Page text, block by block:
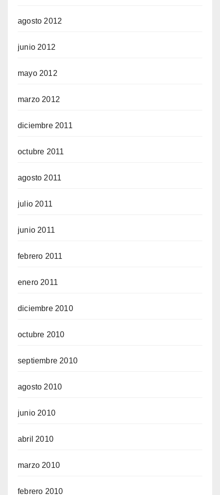
agosto 2012
junio 2012
mayo 2012
marzo 2012
diciembre 2011
octubre 2011
agosto 2011
julio 2011
junio 2011
febrero 2011
enero 2011
diciembre 2010
octubre 2010
septiembre 2010
agosto 2010
junio 2010
abril 2010
marzo 2010
febrero 2010